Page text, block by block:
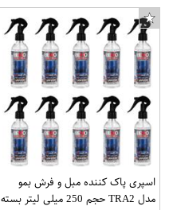
اسپری پاک کننده مبل و فرش بمو
مدل TRA2 حجم 250 میلی لیتر بسته